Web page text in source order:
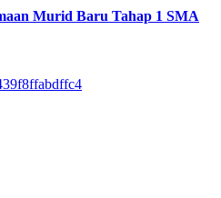
Murid Baru Tahap 1 SMA